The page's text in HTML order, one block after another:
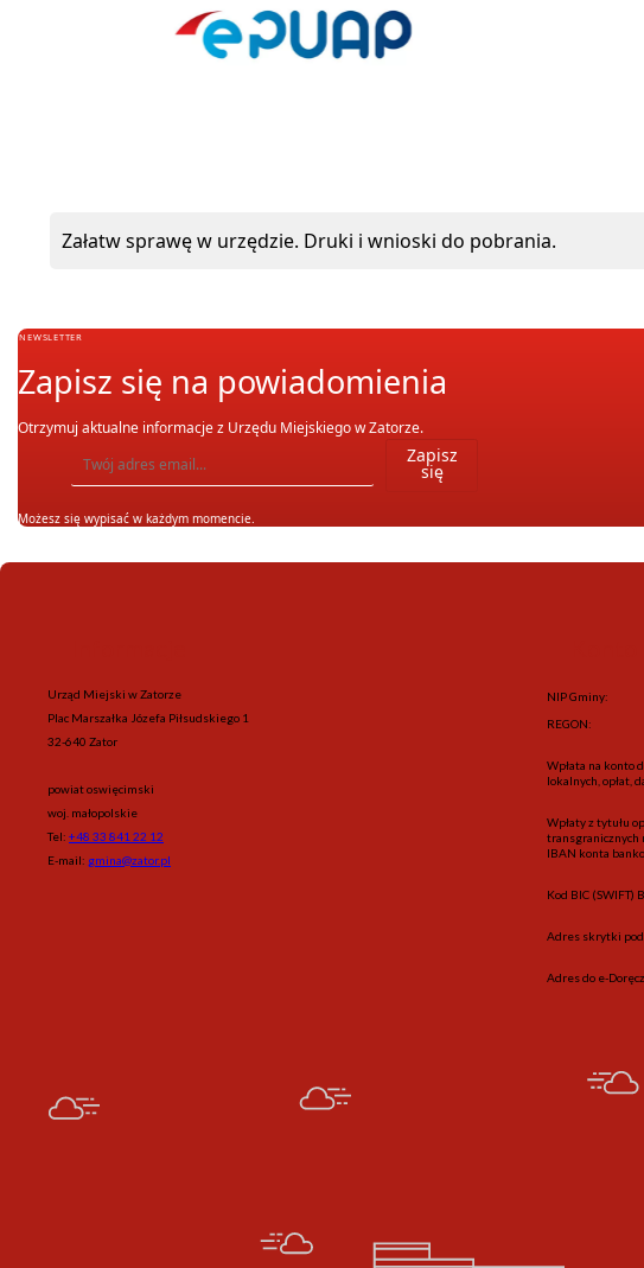
Załatw sprawę w urzędzie. Druki i wnioski do pobrania.
NEWSLETTER
Zapisz się na powiadomienia
Otrzymuj aktualne informacje z Urzędu Miejskiego w Zatorze.
Wpisz adres email, na który chcesz otrzymywać powiadomienia. Możesz również się wypisać z naszego
Zapisz
się
Możesz się wypisać w każdym momencie.
Urząd Miejski w Zatorze
Plac Marszałka Józefa Piłsudskiego 1
32-640 Zator
powiat oswięcimski
woj. małopolskie
Tel: +48 33 841 22 12
E-mail: gmina@zator.pl
NIP Gminy:
REGON:
Wpłata na konto
lokalnych, opłat,
Wpłaty z tytułu
transgranicznych
IBAN konta
Kod BIC (SWIFT)
Adres skrytki
Adres do e-